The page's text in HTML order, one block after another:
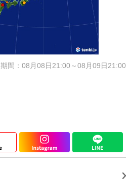
期間：08月08日21:00～08月09日21:00